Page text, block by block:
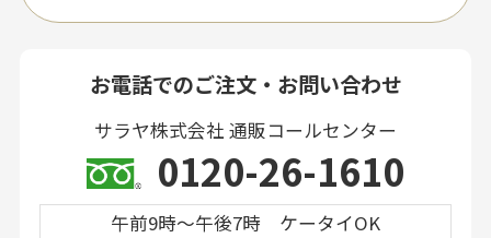
お電話でのご注文・お問い合わせ
サラヤ株式会社 通販コールセンター
0120-26-1610
午前9時～午後7時 ケータイOK